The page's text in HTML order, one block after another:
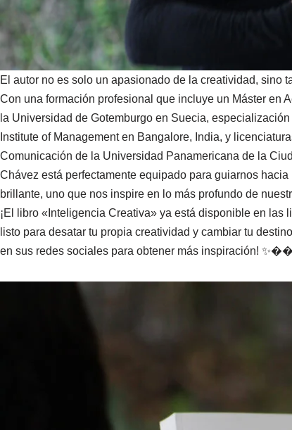
El autor no es solo un apasionado de la creatividad, sino
Con una formación profesional que incluye un Máster en
la Universidad de Gotemburgo en Suecia,
Institute of Management en Bangalore, India, y
Comunicación de la Universidad Panamericana de la
Chávez está perfectamente equipado para guiarnos
brillante, uno que nos inspire en lo más profundo de
¡El libro «Inteligencia Creativa» ya está disponible en las
listo para desatar tu propia creatividad y cambiar tu
en sus redes sociales para obtener más inspiración! ✨��